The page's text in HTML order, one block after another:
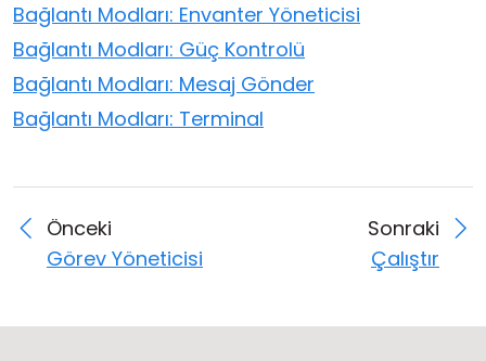
Bağlantı Modları: Envanter Yöneticisi
Bağlantı Modları: Güç Kontrolü
Bağlantı Modları: Mesaj Gönder
Bağlantı Modları: Terminal
Önceki
Görev Yöneticisi
Sonraki
Çalıştır